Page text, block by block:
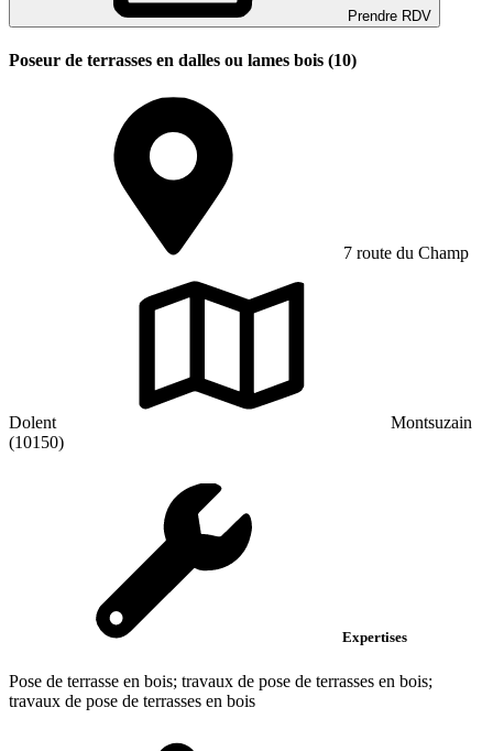
Prendre RDV
Poseur de terrasses en dalles ou lames bois (10)
7 route du Champ
Dolent
Montsuzain
(10150)
Expertises
Pose de terrasse en bois; travaux de pose de terrasses en bois;
travaux de pose de terrasses en bois